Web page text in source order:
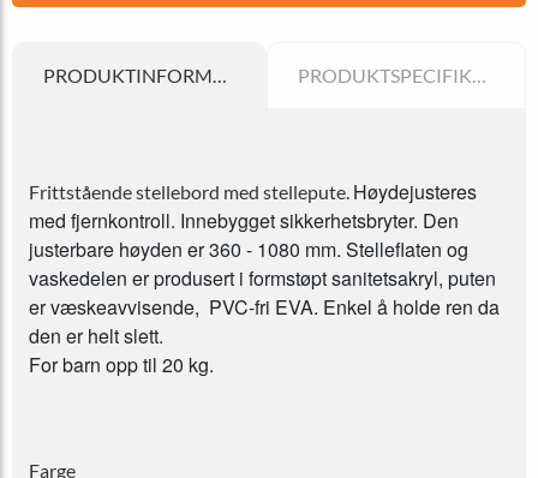
PRODUKTINFORMATION PRODUKTSPECIFIKATION
Frittstående stellebord med stellepute. Høydejusteres
med fjernkontroll. Innebygget sikkerhetsbryter. Den
justerbare høyden er 360 - 1080 mm. Stelleflaten og
vaskedelen er produsert i formstøpt sanitetsakryl, puten
er væskeavvisende, PVC-fri EVA. Enkel å holde ren da
den er helt slett.
For barn opp til 20 kg.
Farge